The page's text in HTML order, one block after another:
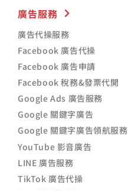
廣告服務
廣告代操服務
Facebook 廣告代操
Facebook 廣告申請
Facebook 稅務&發票代開
Google Ads 廣告服務
Google 關鍵字廣告
Google 關鍵字廣告領航服務
YouTube 影音廣告
LINE 廣告服務
TikTok 廣告代操